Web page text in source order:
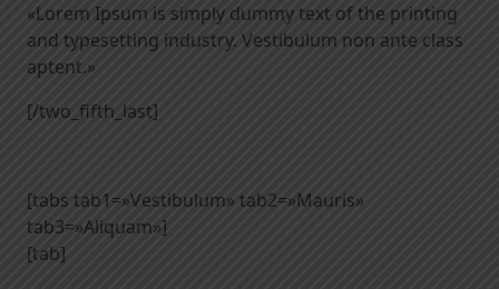
«Lorem Ipsum is simply dummy text of the printing
and typesetting industry. Vestibulum non ante class
aptent.»
[/two_fifth_last]
[tabs tab1=»Vestibulum» tab2=»Mauris»
tab3=»Aliquam»]
[tab]